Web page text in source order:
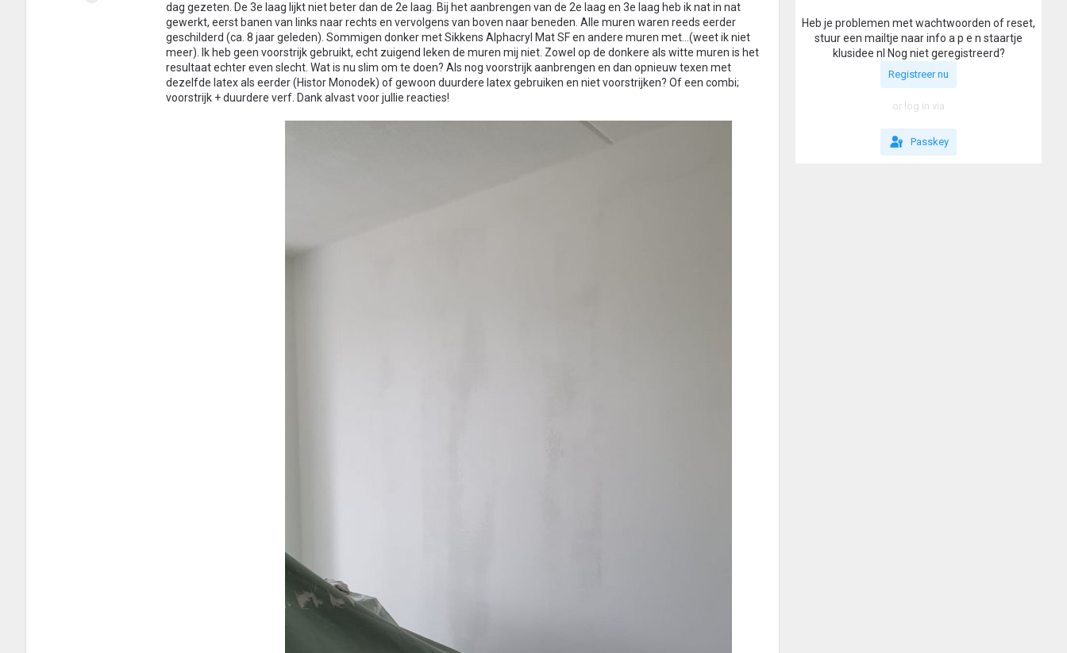
dag gezeten. De 3e laag lijkt niet beter dan de 2e laag. Bij het aanbrengen van de 2e laag en 3e laag heb ik nat in nat
gewerkt, eerst banen van links naar rechts en vervolgens van boven naar beneden. Alle muren waren reeds eerder
geschilderd (ca. 8 jaar geleden). Sommigen donker met Sikkens Alphacryl Mat SF en andere muren met...(weet ik niet
meer). Ik heb geen voorstrijk gebruikt, echt zuigend leken de muren mij niet. Zowel op de donkere als witte muren is het
resultaat echter even slecht. Wat is nu slim om te doen? Als nog voorstrijk aanbrengen en dan opnieuw texen met
dezelfde latex als eerder (Histor Monodek) of gewoon duurdere latex gebruiken en niet voorstrijken? Of een combi;
voorstrijk + duurdere verf. Dank alvast voor jullie reacties!
Heb je problemen met wachtwoorden of reset,
stuur een mailtje naar info a p e n staartje
klusidee nl Nog niet geregistreerd?
Registreer nu
or log in via
Passkey